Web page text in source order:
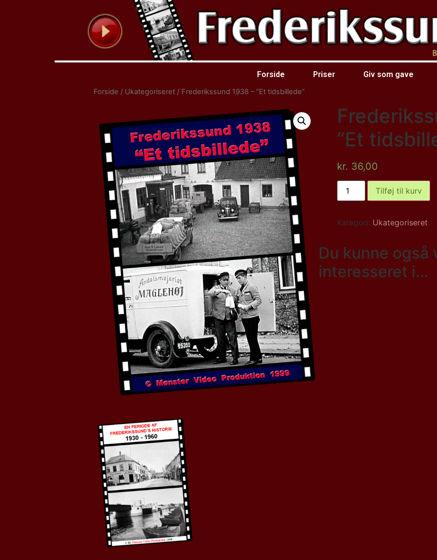
Forside Priser Giv som gave
Forside / Ukategoriseret / Frederikssund 1938 – “Et tidsbillede”
“Et
kr. 36,00
Tilføj til kurv
Kategori: Ukategoriseret
Du kunne også
interesseret i...